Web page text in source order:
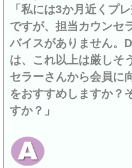
「私には3か月近くプ
ですが、担当カウンセ
バイスがありません
は、これ以上は厳しそ
セラーさんから会員に
をおすすめしますか？
すか？」